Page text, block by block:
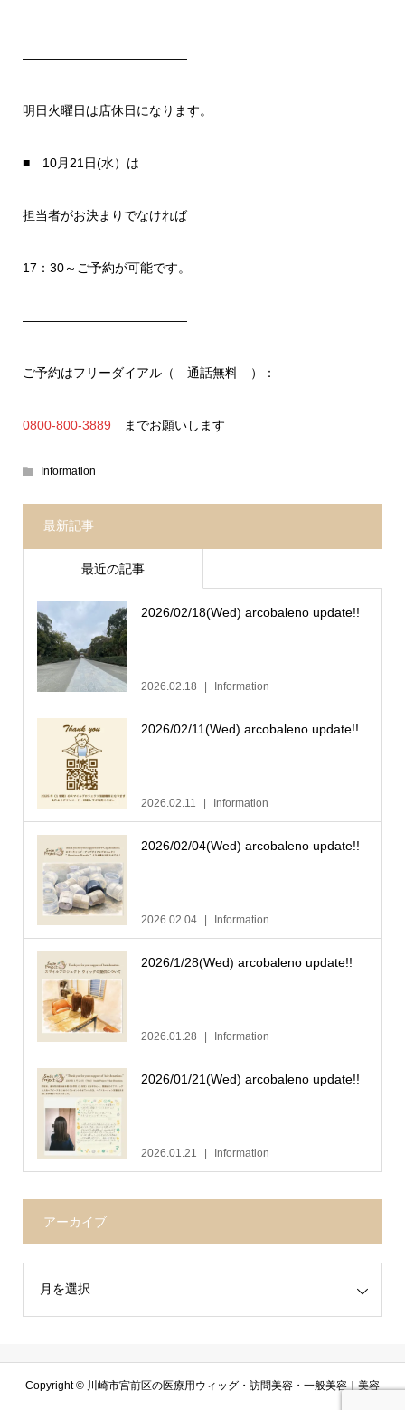
—————————————
明日火曜日は店休日になります。
■ 10月21日(水）は
担当者がお決まりでなければ
17：30～ご予約が可能です。
—————————————
ご予約はフリーダイアル（ 通話無料 ）：
0800-800-3889 までお願いします
Information
最新記事
最近の記事
2026/02/18(Wed) arcobaleno update!!
2026.02.18 Information
2026/02/11(Wed) arcobaleno update!!
2026.02.11 Information
2026/02/04(Wed) arcobaleno update!!
2026.02.04 Information
2026/1/28(Wed) arcobaleno update!!
2026.01.28 Information
2026/01/21(Wed) arcobaleno update!!
2026.01.21 Information
アーカイブ
Copyright © 川崎市宮前区の医療用ウィッグ・訪問美容・一般美容｜美容